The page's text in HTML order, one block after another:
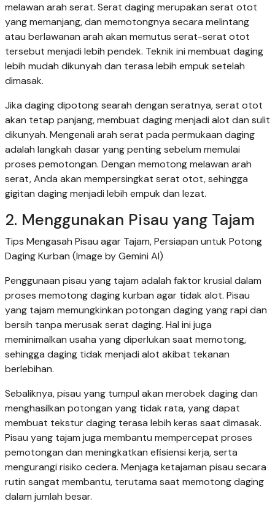
melawan arah serat. Serat daging merupakan serat otot
yang memanjang, dan memotongnya secara melintang
atau berlawanan arah akan memutus serat-serat otot
tersebut menjadi lebih pendek. Teknik ini membuat daging
lebih mudah dikunyah dan terasa lebih empuk setelah
dimasak.
Jika daging dipotong searah dengan seratnya, serat otot
akan tetap panjang, membuat daging menjadi alot dan sulit
dikunyah. Mengenali arah serat pada permukaan daging
adalah langkah dasar yang penting sebelum memulai
proses pemotongan. Dengan memotong melawan arah
serat, Anda akan mempersingkat serat otot, sehingga
gigitan daging menjadi lebih empuk dan lezat.
2. Menggunakan Pisau yang Tajam
Tips Mengasah Pisau agar Tajam, Persiapan untuk Potong
Daging Kurban (Image by Gemini AI)
Penggunaan pisau yang tajam adalah faktor krusial dalam
proses memotong daging kurban agar tidak alot. Pisau
yang tajam memungkinkan potongan daging yang rapi dan
bersih tanpa merusak serat daging. Hal ini juga
meminimalkan usaha yang diperlukan saat memotong,
sehingga daging tidak menjadi alot akibat tekanan
berlebihan.
Sebaliknya, pisau yang tumpul akan merobek daging dan
menghasilkan potongan yang tidak rata, yang dapat
membuat tekstur daging terasa lebih keras saat dimasak.
Pisau yang tajam juga membantu mempercepat proses
pemotongan dan meningkatkan efisiensi kerja, serta
mengurangi risiko cedera. Menjaga ketajaman pisau secara
rutin sangat membantu, terutama saat memotong daging
dalam jumlah besar.